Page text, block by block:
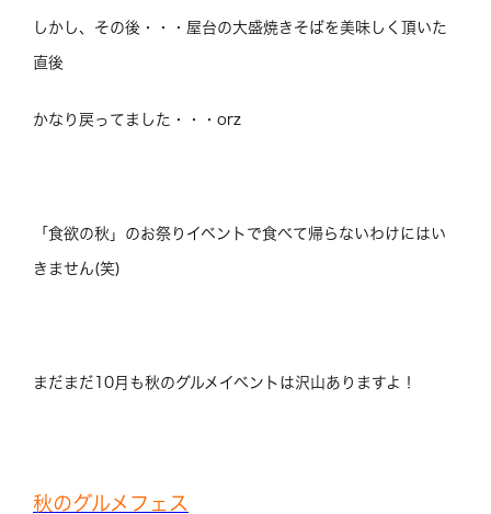
しかし、その後・・・屋台の大盛焼きそばを美味しく頂いた
直後
かなり戻ってました・・・orz
「食欲の秋」のお祭りイベントで食べて帰らないわけにはい
きません(笑)
まだまだ10月も秋のグルメイベントは沢山ありますよ！
秋のグルメフェス